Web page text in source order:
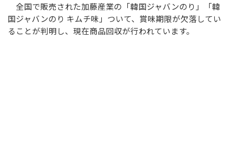
全国で販売された加藤産業の「韓国ジャバンのり」「韓
国ジャバンのり キムチ味」ついて、賞味期限が欠落してい
ることが判明し、現在商品回収が行われています。